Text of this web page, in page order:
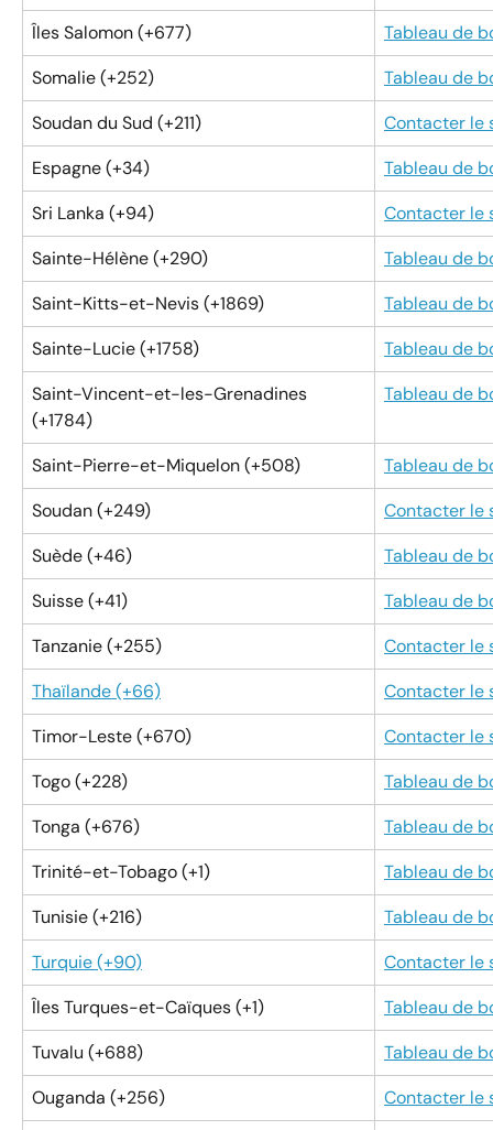
Îles Salomon (+677)
Tableau de
Somalie (+252)
Tableau de
Soudan du Sud (+211)
Contacter le
Espagne (+34)
Tableau de
Sri Lanka (+94)
Contacter le
Sainte-Hélène (+290)
Tableau de
Saint-Kitts-et-Nevis (+1869)
Tableau de
Sainte-Lucie (+1758)
Tableau de
Saint-Vincent-et-les-Grenadines
(+1784)
Tableau de
Saint-Pierre-et-Miquelon (+508)
Tableau de
Soudan (+249)
Contacter le
Suède (+46)
Tableau de
Suisse (+41)
Tableau de
Tanzanie (+255)
Contacter le
Thaïlande (+66)
Contacter le
Timor-Leste (+670)
Contacter le
Togo (+228)
Tableau de
Tonga (+676)
Tableau de
Trinité-et-Tobago (+1)
Tableau de
Tunisie (+216)
Tableau de
Turquie (+90)
Contacter le
Îles Turques-et-Caïques (+1)
Tableau de
Tuvalu (+688)
Tableau de
Ouganda (+256)
Contacter le